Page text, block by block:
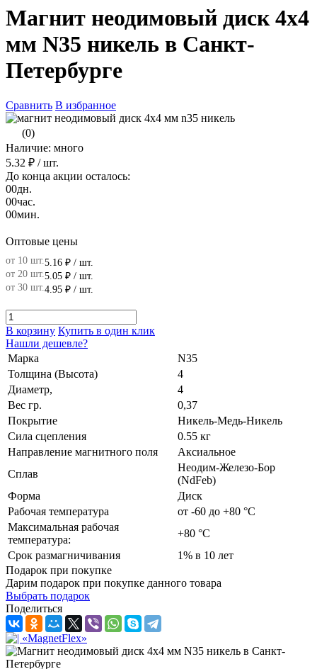
Магнит неодимовый диск 4х4
мм N35 никель в Санкт-
Петербурге
Сравнить В избранное
(0)
Наличие: много
5.32 ₽ / шт.
До конца акции осталось:
00дн.
00час.
00мин.
Оптовые цены
от 10 шт. 5.16 ₽ / шт.
от 20 шт. 5.05 ₽ / шт.
от 30 шт. 4.95 ₽ / шт.
В корзину Купить в один клик
Нашли дешевле?
Марка
N35
Толщина (Высота)
4
Диаметр,
4
Вес гр.
0,37
Покрытие
Никель-Медь-Никель
Сила сцепления
0.55 кг
Направление магнитного поля
Аксиальное
Сплав
Неодим-Железо-Бор
(NdFeb)
Форма
Диск
Рабочая температура
от -60 до +80 °С
Максимальная рабочая
температура:
+80 °С
Срок размагничивания
1% в 10 лет
Подарок при покупке
Дарим подарок при покупке данного товара
Выбрать подарок
Поделиться